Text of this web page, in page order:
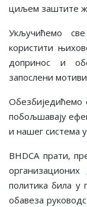
циљем заштите
Укључићемо
користити
допринос и
запослени
Обезбиједићемо
побољшавају
и нашег система
BHDCA прати,
политика била у
обавеза